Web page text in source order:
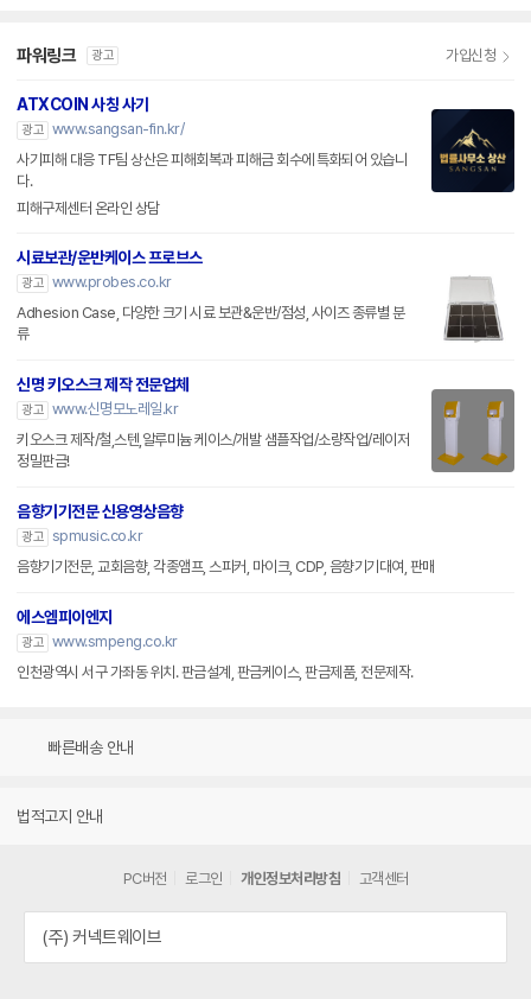
파워링크 광고 가입신청
ATXCOIN 사칭 사기
광고 www.sangsan-fin.kr/
사기피해 대응 TF팀 상산은 피해회복과 피해금 회수에 특화되어 있습니
다.
피해구제센터 온라인 상담
시료보관/운반케이스 프로브스
광고 www.probes.co.kr
Adhesion Case, 다양한 크기 시료 보관&운반/점성, 사이즈 종류별 분
류
신명 키오스크 제작 전문업체
광고 www.신명모노레일.kr
키오스크 제작/철,스텐,알루미늄 케이스/개발 샘플작업/소량작업/레이저
정밀판금!
음향기기전문 신용영상음향
광고 spmusic.co.kr
음향기기전문, 교회음향, 각종앰프, 스피커, 마이크, CDP, 음향기기대여, 판매
에스엠피이엔지
광고 www.smpeng.co.kr
인천광역시 서구 가좌동 위치. 판금설계, 판금케이스, 판금제품, 전문제작.
빠른배송 안내
법적고지 안내
PC버전 로그인 개인정보처리방침 고객센터
(주) 커넥트웨이브